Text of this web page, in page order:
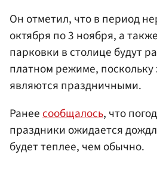
Он отметил, что в период
октября по 3 ноября, а
парковки в столице будут
платном режиме, поскольку
являются праздничными.
Ранеесообщалось, что
праздники ожидается
будет теплее, чем обычно.